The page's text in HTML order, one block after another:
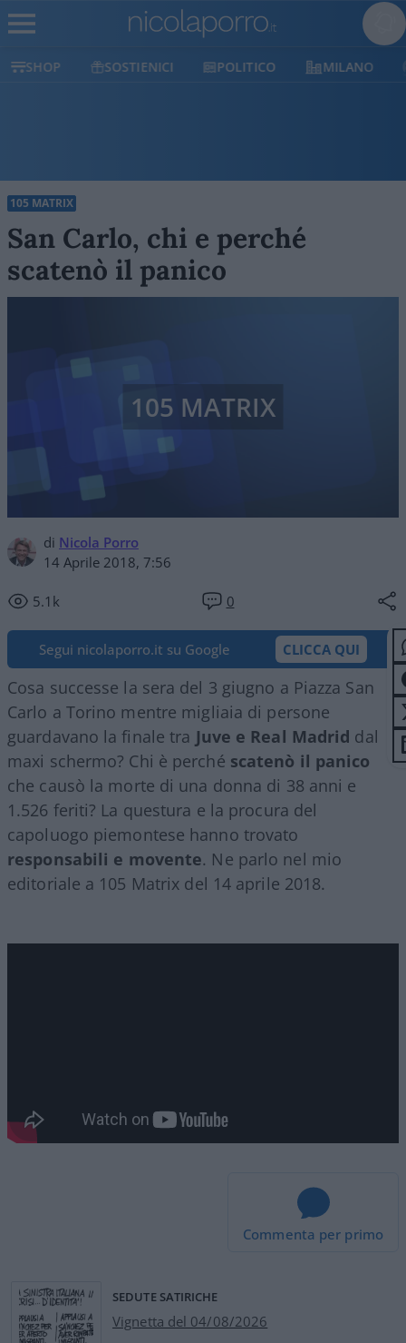
SHOP SOSTIENICI POLITICO MILANO
105 MATRIX
San Carlo, chi e perché
scatenò il panico
di Nicola Porro
14 Aprile 2018, 7:56
5.1k 0
105 MATRIX
Segui nicolaporro.it su Google CLICCA QUI
Cosa successe la sera del 3 giugno a Piazza San
Carlo a Torino mentre migliaia di persone
guardavano la finale tra Juve e Real Madrid dal
maxi schermo? Chi è perché scatenò il panico
che causò la morte di una donna di 38 anni e
1.526 feriti? La questura e la procura del
capoluogo piemontese hanno trovato
responsabili e movente. Ne parlo nel mio
editoriale a 105 Matrix del 14 aprile 2018.
Commenta per primo
SEDUTE SATIRICHE
Vignetta del 04/08/2026